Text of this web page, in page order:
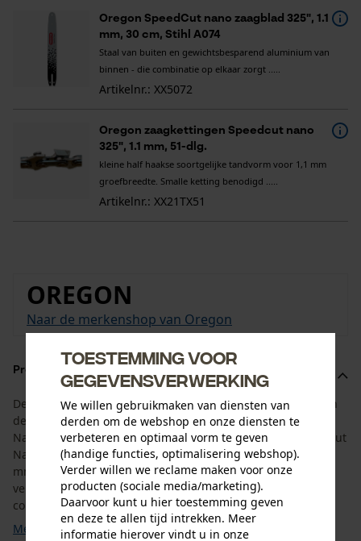
Oregon SpeedCut nano zaagblad 325", 1.1
mm, 30 cm, Stihl A074
Staal van buiten en gewichtsbesparend aluminium van
binnen - die combinatie op elkaar zorgt .....
Artikelnr.: XX5072
Oregon zaagkettingen Speedcut nano
325", 1.1 mm, 51-dlg.
kleine half haakse soortgelijke tandvorm voor 1,1 mm
groefbreedte. Smalle ketting benodigd .....
Artikelnr.: XX21TX51
OREGON
Naar de merkenshop van Oregon
Productomschrijving
De set is aangepast aan de levensduur van het zaagblad en
de kettingzaagketting. Hij bestaat uit het Oregon SpeedCut
Nano zaagblad met een zaaglengte van 30 cm en 4 SpeedCut
Nano kettingzagen met een aandrijfschakelbreedte van 1,1
mm en een steek van 325". Dit betekent dat u de juiste
vervangende ketting bij de hand hebt. De SpeedCut Nano
combinatie is niet compatibel met andere zaagsystemen. ...
Meer tonen
Toestemming voor
gegevensverwerking
We willen gebruikmaken van diensten van
derden om de webshop en onze diensten te
verbeteren en optimaal vorm te geven
(handige functies, optimalisering webshop).
Verder willen we reclame maken voor onze
producten (sociale media/marketing).
Daarvoor kunt u hier toestemming geven
en deze te allen tijd intrekken. Meer
informatie hierover vindt u in onze